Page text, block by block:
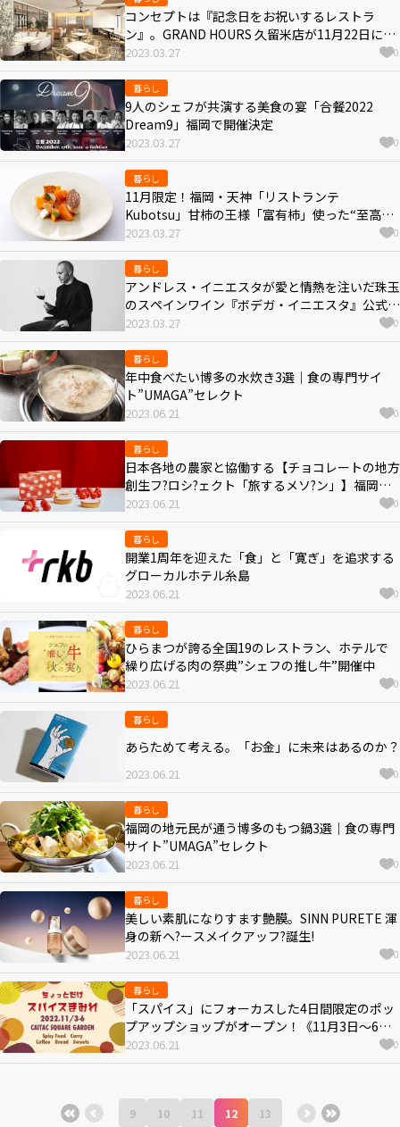
コンセプトは『記念日をお祝いするレストラ
ン』。GRAND HOURS 久留米店が11月22日にオ
ープン！
2023.03.27 0
暮らし
9人のシェフが共演する美食の宴「合餐2022
Dream9」福岡で開催決定
2023.03.27 0
暮らし
11月限定！福岡・天神「リストランテ
Kubotsu」甘柿の王様「富有柿」使った“至高の
柿スイーツ”
2023.03.27 0
暮らし
アンドレス・イニエスタが愛と情熱を注いだ珠玉
のスペインワイン『ボデガ・イニエスタ』公式オ
ンラインショップがオープン！
2023.03.27 0
暮らし
年中食べたい博多の水炊き3選｜食の専門サイ
ト”UMAGA”セレクト
2023.06.21 0
暮らし
日本各地の農家と協働する【チョコレートの地方
創生フ?ロシ?ェクト「旅するメソ?ン」】福岡県
のあまおうスイーツか?登場
2023.06.21 0
暮らし
開業1周年を迎えた「食」と「寛ぎ」を追求する
グローカルホテル糸島
2023.06.21 0
暮らし
ひらまつが誇る全国19のレストラン、ホテルで
繰り広げる肉の祭典”シェフの推し牛”開催中
2023.06.21 0
暮らし
あらためて考える。「お金」に未来はあるのか？
2023.06.21 0
暮らし
福岡の地元民が通う博多のもつ鍋3選｜食の専門
サイト”UMAGA”セレクト
2023.06.21 0
暮らし
美しい素肌になりすます艶膜。SINN PURETE 渾
身の新ヘ?ースメイクアッフ?誕生!
2023.06.21 0
暮らし
「スパイス」にフォーカスした4日間限定のポッ
プアップショップがオープン！《11月3日～6日/
福岡市・中央区》
2023.06.21 0
9 10 11 12 13